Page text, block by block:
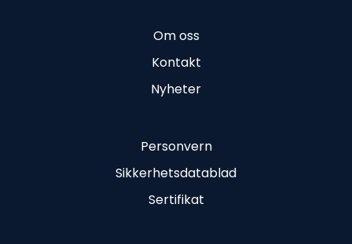
Om oss
Kontakt
Nyheter
Personvern
Sikkerhetsdatablad
Sertifikat